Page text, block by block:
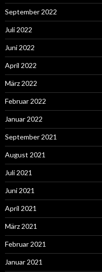
September 2022
Juli 2022
Juni 2022
April 2022
März 2022
Februar 2022
Januar 2022
September 2021
August 2021
Juli 2021
Juni 2021
April 2021
März 2021
Februar 2021
Januar 2021